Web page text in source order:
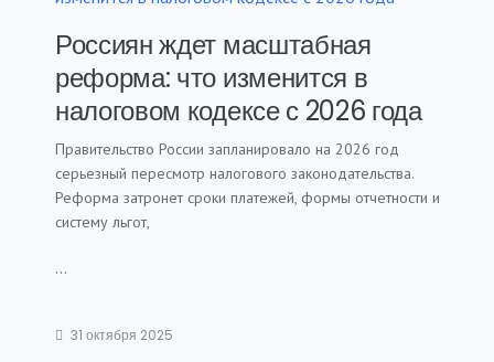
Россиян ждет масштабная
реформа: что изменится в
налоговом кодексе с 2026 года
Правительство России запланировало на 2026 год
серьезный пересмотр налогового законодательства.
Реформа затронет сроки платежей, формы отчетности и
систему льгот,
...
31 октября 2025